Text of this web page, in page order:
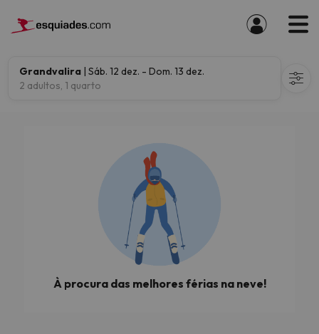
Grandvalira | Sáb. 12 dez. - Dom. 13 dez.
2 adultos, 1 quarto
À procura das melhores férias na neve!